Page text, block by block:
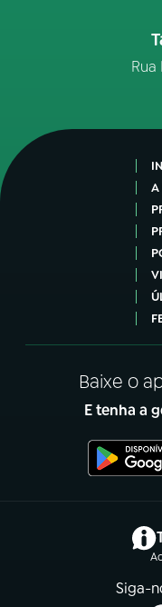
Rua
A
Baixe o
E tenha a
Siga-